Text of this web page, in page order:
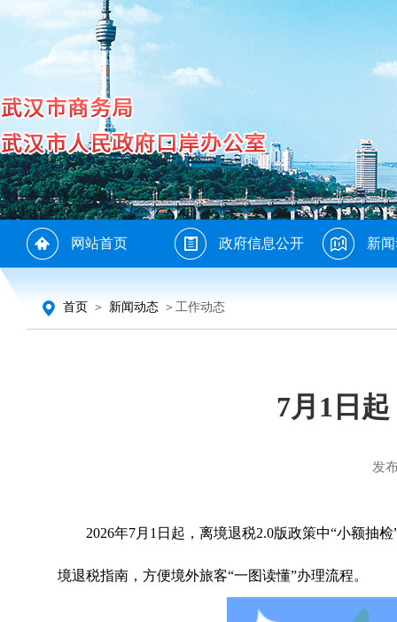
网站首页 政府信息公开 新
首页 ＞ 新闻动态 ＞工作动态
7月1日
发
2026年7月1日起，离境退税2.0版政策中“小额抽
境退税指南，方便境外旅客“一图读懂”办理流程。